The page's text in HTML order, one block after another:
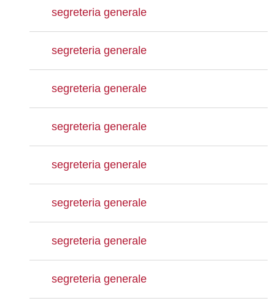
segreteria generale
segreteria generale
segreteria generale
segreteria generale
segreteria generale
segreteria generale
segreteria generale
segreteria generale